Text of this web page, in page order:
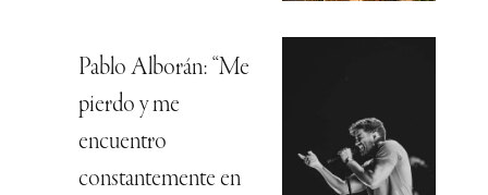
Pablo Alborán: “Me
pierdo y me
encuentro
constantemente en